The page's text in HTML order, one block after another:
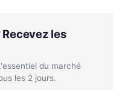
les
du marché
les 2 jours.